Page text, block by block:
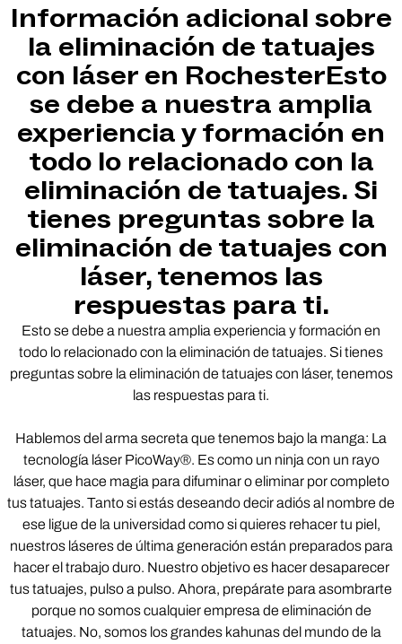
Información adicional sobre
la eliminación de tatuajes
con láser en RochesterEsto
se debe a nuestra amplia
experiencia y formación en
todo lo relacionado con la
eliminación de tatuajes. Si
tienes preguntas sobre la
eliminación de tatuajes con
láser, tenemos las
respuestas para ti.
Esto se debe a nuestra amplia experiencia y formación en
todo lo relacionado con la eliminación de tatuajes. Si tienes
preguntas sobre la eliminación de tatuajes con láser, tenemos
las respuestas para ti.
Hablemos del arma secreta que tenemos bajo la manga: La
tecnología láser PicoWay®. Es como un ninja con un rayo
láser, que hace magia para difuminar o eliminar por completo
tus tatuajes. Tanto si estás deseando decir adiós al nombre de
ese ligue de la universidad como si quieres rehacer tu piel,
nuestros láseres de última generación están preparados para
hacer el trabajo duro. Nuestro objetivo es hacer desaparecer
tus tatuajes, pulso a pulso. Ahora, prepárate para asombrarte
porque no somos cualquier empresa de eliminación de
tatuajes. No, somos los grandes kahunas del mundo de la